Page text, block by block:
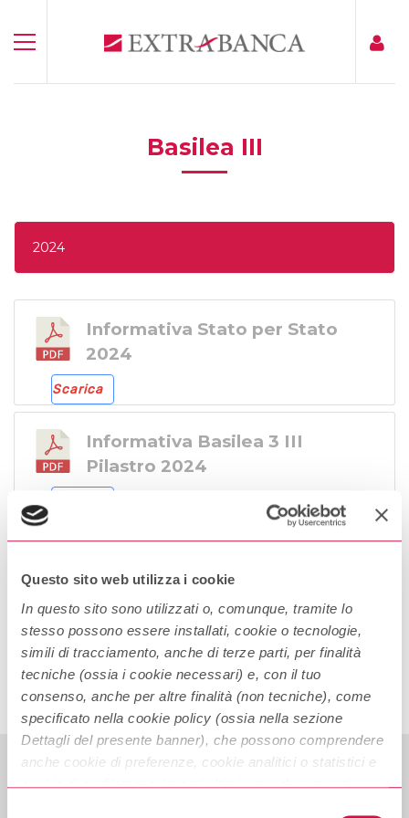
Questo sito web utilizza i cookie
In questo sito sono utilizzati o, comunque, tramite lo
stesso possono essere installati, cookie o tecnologie,
simili di tracciamento, anche di terze parti, per finalità
tecniche (ossia i cookie necessari) e, con il tuo
consenso, anche per altre finalità (non tecniche), come
specificato nella cookie policy (ossia nella sezione
Dettagli del presente banner), che possono comprendere
anche cookie di preferenze, cookie analitici o statistici e
cookie di profilazione (questi ultimi sono denominati
Basilea III
2024
Informativa Stato per Stato
2024
Scarica
Informativa Basilea 3 III
Pilastro 2024
2023
2022